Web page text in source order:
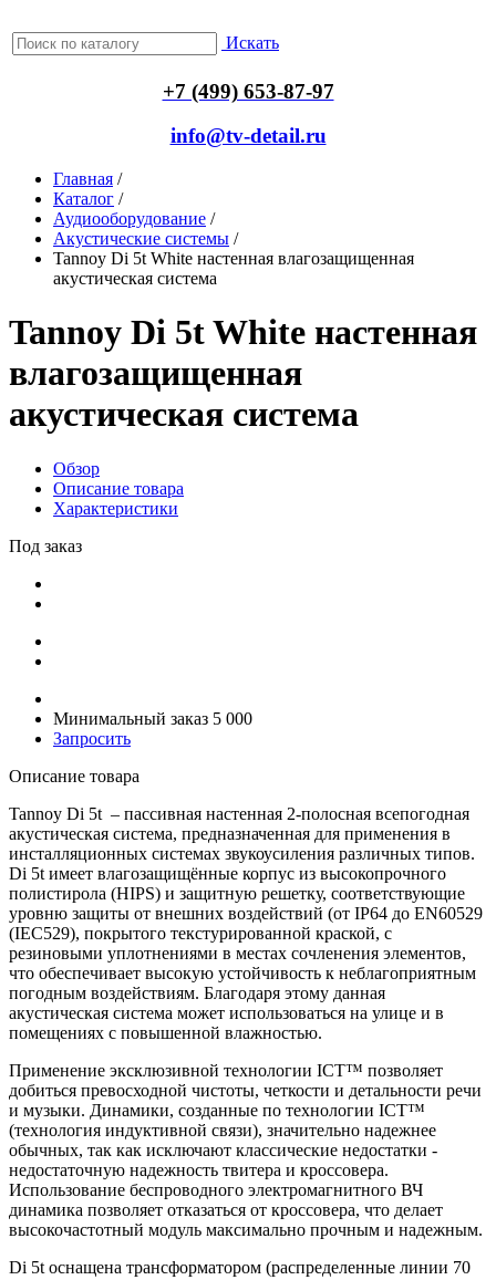
Искать
+7 (499) 653-87-97
info@tv-detail.ru
Главная /
Каталог /
Аудиооборудование /
Акустические системы /
Tannoy Di 5t White настенная влагозащищенная
акустическая система
Tannoy Di 5t White настенная
влагозащищенная
акустическая система
Обзор
Описание товара
Характеристики
Под заказ
Минимальный заказ 5 000
Запросить
Описание товара
Tannoy Di 5t – пассивная настенная 2-полосная всепогодная
акустическая система, предназначенная для применения в
инсталляционных системах звукоусиления различных типов.
Di 5t имеет влагозащищённые корпус из высокопрочного
полистирола (HIPS) и защитную решетку, соответствующие
уровню защиты от внешних воздействий (от IP64 до EN60529
(IEC529), покрытого текстурированной краской, с
резиновыми уплотнениями в местах сочленения элементов,
что обеспечивает высокую устойчивость к неблагоприятным
погодным воздействиям. Благодаря этому данная
акустическая система может использоваться на улице и в
помещениях с повышенной влажностью.
Применение эксклюзивной технологии ICT™ позволяет
добиться превосходной чистоты, четкости и детальности речи
и музыки. Динамики, созданные по технологии ICT™
(технология индуктивной связи), значительно надежнее
обычных, так как исключают классические недостатки -
недостаточную надежность твитера и кроссовера.
Использование беспроводного электромагнитного ВЧ
динамика позволяет отказаться от кроссовера, что делает
высокочастотный модуль максимально прочным и надежным.
Di 5t оснащена трансформатором (распределенные линии 70